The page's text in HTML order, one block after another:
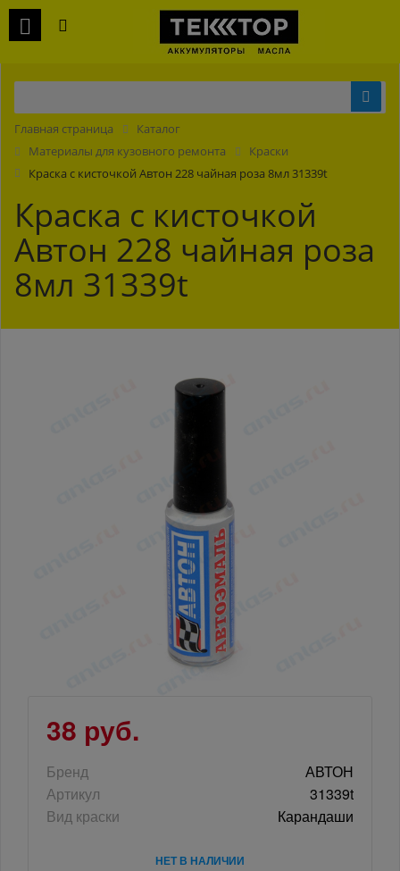
Главная страница
Каталог
Материалы для кузовного ремонта
Краски
Краска с кисточкой Автон 228 чайная роза 8мл 31339t
Краска с кисточкой
Автон 228 чайная роза
8мл 31339t
38 руб.
Бренд
АВТОН
Артикул
31339t
Вид краски
Карандаши
НЕТ В НАЛИЧИИ